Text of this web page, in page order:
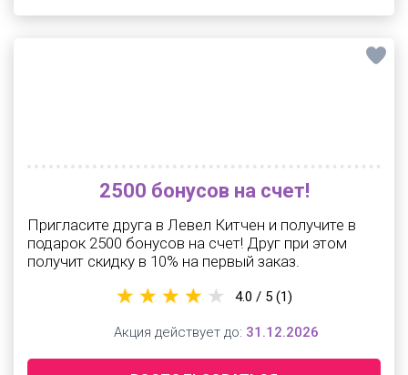
2500 бонусов на счет!
Пригласите друга в Левел Китчен и получите в
подарок 2500 бонусов на счет! Друг при этом
получит скидку в 10% на первый заказ.
4.0 / 5 (1)
Акция действует до: 31.12.2026